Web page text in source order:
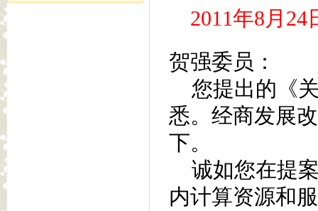
2011年8月
贺强委员：
您提出的《
悉。经商发展
下。
诚如您在提
内计算资源和